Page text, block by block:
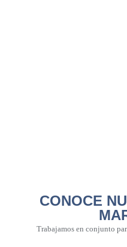
CONOCE
Trabajamos en conjunto